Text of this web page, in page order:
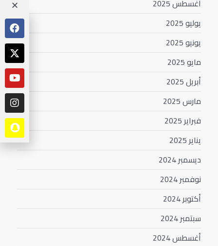
أغسطس 2025
يوليو 2025
يونيو 2025
مايو 2025
أبريل 2025
مارس 2025
فبراير 2025
يناير 2025
ديسمبر 2024
نوفمبر 2024
أكتوبر 2024
سبتمبر 2024
أغسطس 2024